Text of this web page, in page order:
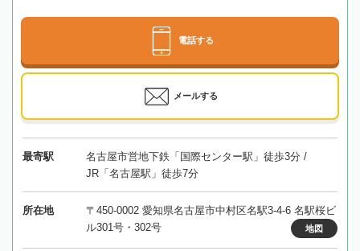
電話する
メールする
最寄駅
名古屋市営地下鉄「国際センター駅」徒歩3分 /
JR「名古屋駅」徒歩7分
所在地
〒450-0002 愛知県名古屋市中村区名駅3-4-6 名駅桜ビ
ル301号・302号
地図